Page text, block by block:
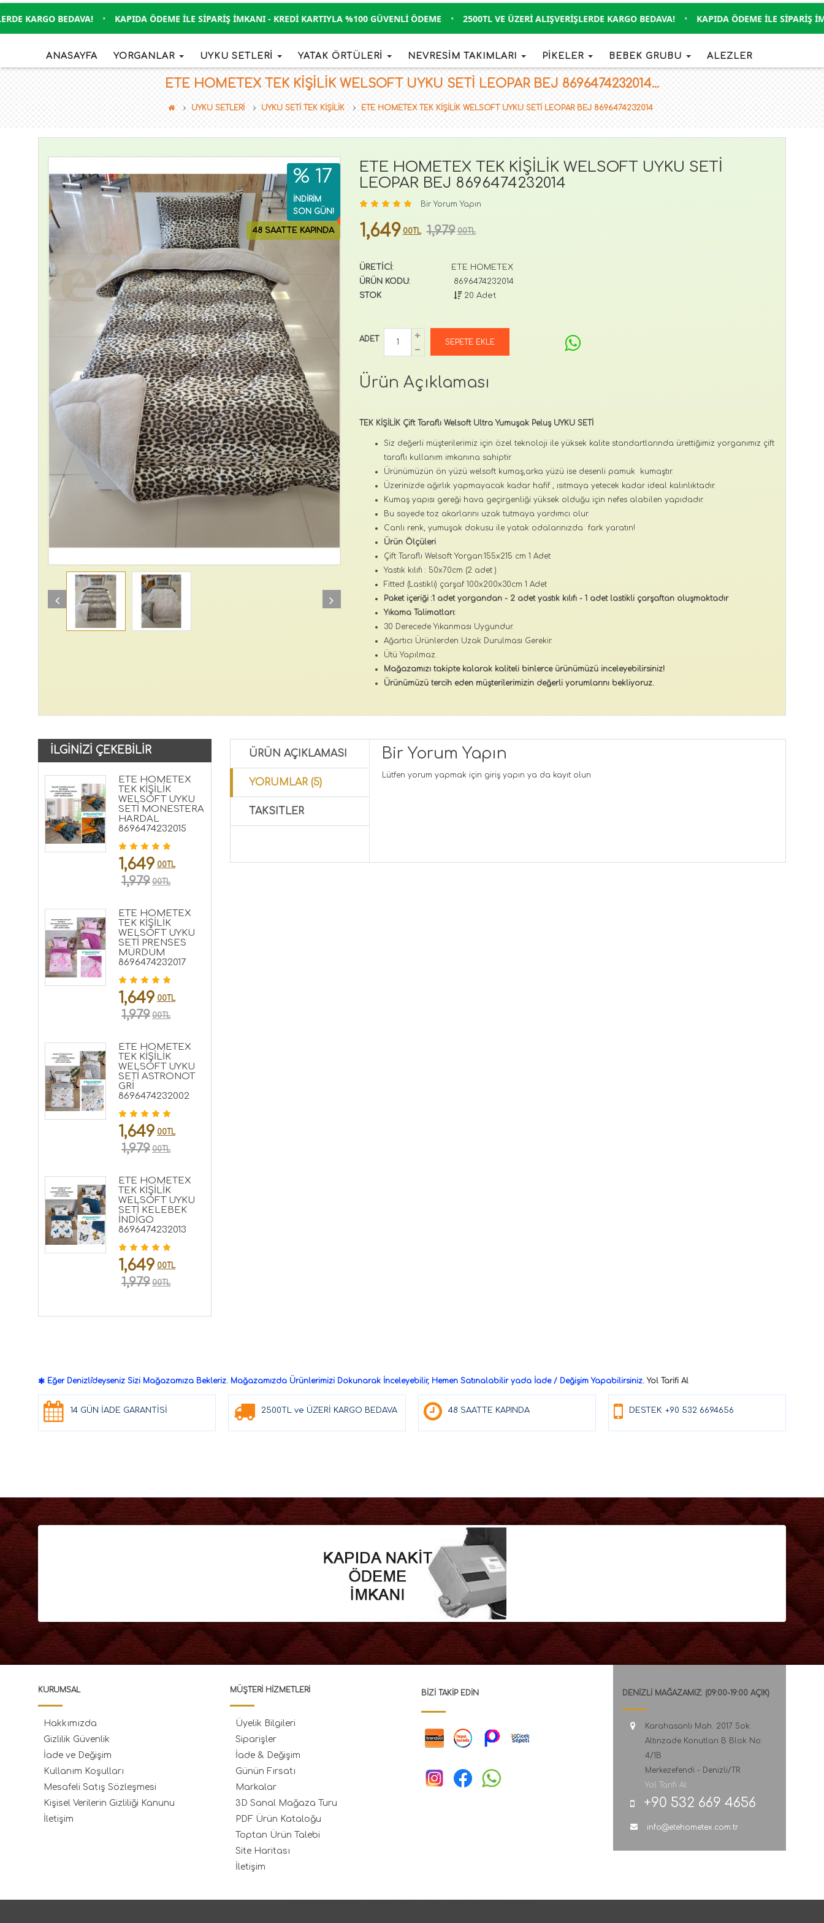
KARGO BEDAVA! • KAPIDA ÖDEME İLE SIPARIŞ İMKANI - KREDI KARTIYLA %100 GÜVENLI ÖDEME • 2500TL VE ÜZERI ALIŞVERIŞLERDE KARGO BEDAVA! • KAPIDA ÖDEME İLE SIPARIŞ
ANASAYFA YORGANLAR UYKU SETLERİ YATAK ÖRTÜLERİ NEVRESİM TAKIMLARI PİKELER BEBEK GRUBU ALEZLER
ETE HOMETEX TEK KİŞİLİK WELSOFT UYKU SETİ LEOPAR BEJ 8696474232014...
UYKU SETLERİ UYKU SETİ TEK KİŞİLİK ETE HOMETEX TEK KİŞİLİK WELSOFT UYKU SETİ LEOPAR BEJ 8696474232014
48 SAATTE KAPINDA
% 17
İNDİRİM
SON GÜN!
ETE HOMETEX TEK KİŞİLİK WELSOFT UYKU SETİ
LEOPAR BEJ 8696474232014
Bir Yorum Yapın
1,649 00TL 1,979 00TL
ÜRETİCİ:
ETE HOMETEX
ÜRÜN KODU:
8696474232014
STOK
20 Adet
ADET
Ürün Açıklaması
TEK KİŞİLİK Çift Taraflı Welsoft Ultra Yumuşak Peluş UYKU SETİ
Siz değerli müşterilerimiz için özel teknoloji ile yüksek kalite standartlarında ürettiğimiz yorganımız çift
taraflı kullanım imkanına sahiptir.
Ürünümüzün ön yüzü welsoft kumaş,arka yüzü ise desenli pamuk kumaştır.
Üzerinizde ağırlık yapmayacak kadar hafif , ısıtmaya yetecek kadar ideal kalınlıktadır.
Kumaş yapısı gereği hava geçirgenliği yüksek olduğu için nefes alabilen yapıdadır.
Bu sayede toz akarlarını uzak tutmaya yardımcı olur.
Canlı renk, yumuşak dokusu ile yatak odalarınızda fark yaratın!
Ürün Ölçüleri
Çift Taraflı Welsoft Yorgan:155x215 cm 1 Adet
Yastık kılıfı : 50x70cm (2 adet )
Fitted (Lastikli) çarşaf 100x200x30cm 1 Adet
Paket içeriği :1 adet yorgandan - 2 adet yastık kılıfı - 1 adet lastikli çarşaftan oluşmaktadır
Yıkama Talimatları:
30 Derecede Yıkanması Uygundur.
Ağartıcı Ürünlerden Uzak Durulması Gerekir.
Ütü Yapılmaz.
Mağazamızı takipte kalarak kaliteli binlerce ürünümüzü inceleyebilirsiniz!
Ürünümüzü tercih eden müşterilerimizin değerli yorumlarını bekliyoruz.
İLGINIZI ÇEKEBILIR
ETE HOMETEX
TEK KİŞİLİK
WELSOFT UYKU
SETİ MONESTERA
HARDAL
8696474232015
1,649 00TL
1,979 00TL
ETE HOMETEX
TEK KİŞİLİK
WELSOFT UYKU
SETİ PRENSES
MÜRDÜM
8696474232017
1,649 00TL
1,979 00TL
ETE HOMETEX
TEK KİŞİLİK
WELSOFT UYKU
SETİ ASTRONOT
GRİ
8696474232002
1,649 00TL
1,979 00TL
ETE HOMETEX
TEK KİŞİLİK
WELSOFT UYKU
SETİ KELEBEK
İNDİGO
8696474232013
1,649 00TL
1,979 00TL
ÜRÜN AÇIKLAMASI
YORUMLAR (5)
TAKSITLER
Bir Yorum Yapın
Lütfen yorum yapmak için giriş yapın ya da kayıt olun
Eğer Denizli'deyseniz Sizi Mağazamıza Bekleriz. Mağazamızda Ürünlerimizi Dokunarak İnceleyebilir, Hemen Satınalabilir yada İade / Değişim Yapabilirsiniz. Yol Tarifi Al
14 GÜN İADE GARANTİSİ 2500TL ve ÜZERİ KARGO BEDAVA 48 SAATTE KAPINDA DESTEK: +90 532 6694656
KURUMSAL
Hakkımızda
Gizlilik Güvenlik
İade ve Değişim
Kullanım Koşulları
Mesafeli Satış Sözleşmesi
Kişisel Verilerin Gizliliği Kanunu
İletişim
MÜŞTERI HIZMETLERI
Üyelik Bilgileri
Siparişler
İade & Değişim
Günün Fırsatı
Markalar
3D Sanal Mağaza Turu
PDF Ürün Kataloğu
Toptan Ürün Talebi
Site Haritası
İletişim
BIZI TAKIP EDIN DENİZLİ MAĞAZAMIZ: (09:00-19:00 AÇIK)
Karahasanlı Mah. 2017 Sok.
Altınzade Konutları B Blok No:
4/1B
Merkezefendi - Denizli/TR
Yol Tarifi Al
+90 532 669 4656
info@etehometex.com.tr